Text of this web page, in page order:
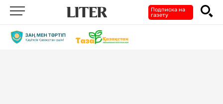
Подписка на
газету